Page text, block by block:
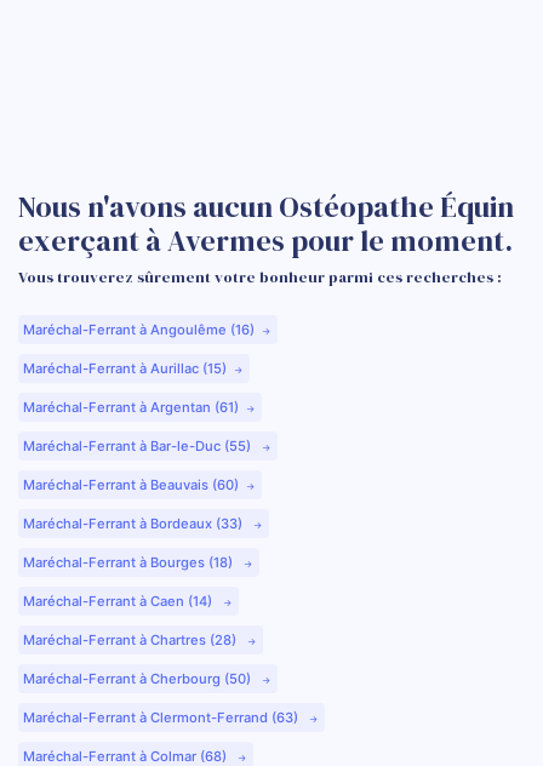
Nous n'avons aucun Ostéopathe Équin
exerçant à Avermes pour le moment.
Vous trouverez sûrement votre bonheur parmi ces recherches :
Maréchal-Ferrant à Angoulême (16)
Maréchal-Ferrant à Aurillac (15)
Maréchal-Ferrant à Argentan (61)
Maréchal-Ferrant à Bar-le-Duc (55)
Maréchal-Ferrant à Beauvais (60)
Maréchal-Ferrant à Bordeaux (33)
Maréchal-Ferrant à Bourges (18)
Maréchal-Ferrant à Caen (14)
Maréchal-Ferrant à Chartres (28)
Maréchal-Ferrant à Cherbourg (50)
Maréchal-Ferrant à Clermont-Ferrand (63)
Maréchal-Ferrant à Colmar (68)